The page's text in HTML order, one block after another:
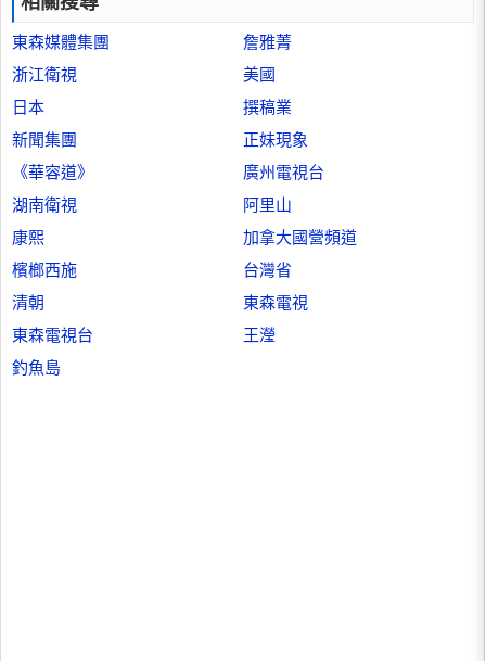
東森媒體集團
詹雅菁
浙江衛視
美國
日本
撰稿業
新聞集團
正妹現象
《華容道》
廣州電視台
湖南衛視
阿里山
康熙
加拿大國營頻道
檳榔西施
台灣省
清朝
東森電視
東森電視台
王瀅
釣魚島